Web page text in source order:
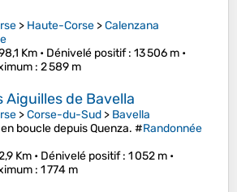
> Haute-Corse >Calenzana
Km • Dénivelé positif: 13 506 m •
: 2 589 m
Aiguilles de Bavella
>Corse-du-Sud > Bavella
boucle depuis Quenza. #Randonnée
Km • Dénivelé positif: 1 052 m •
: 1 774 m